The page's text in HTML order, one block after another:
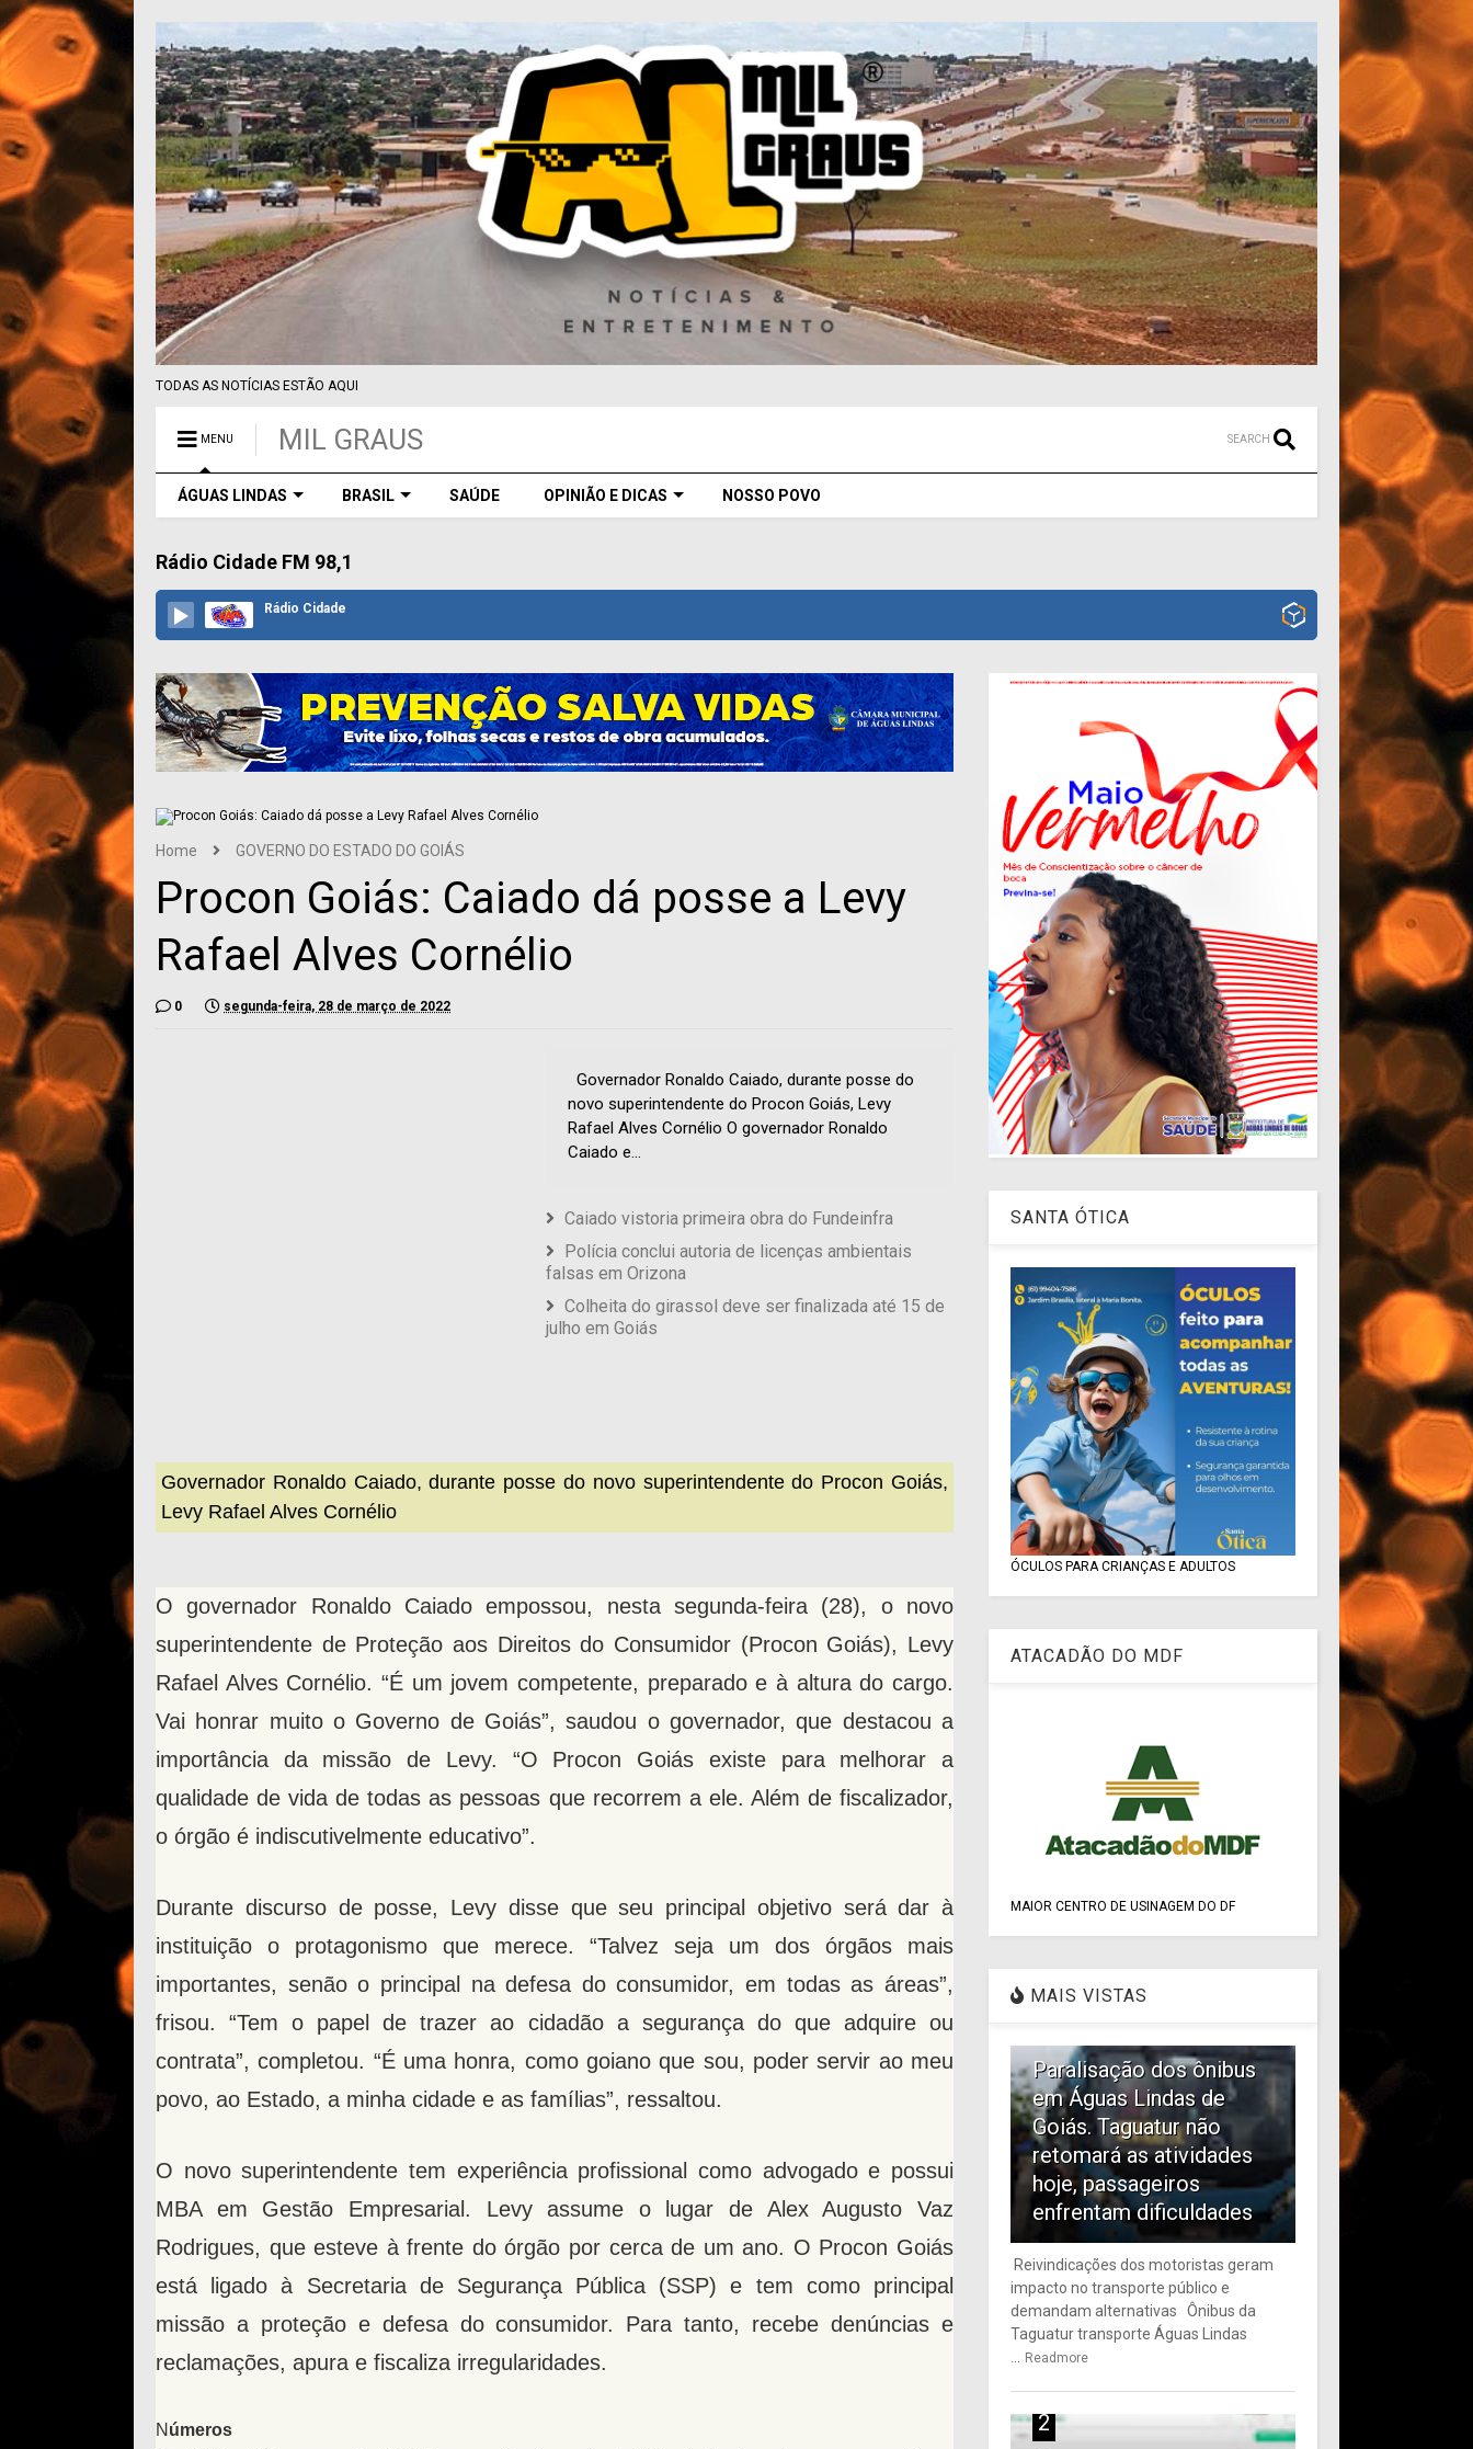
TODAS AS NOTÍCIAS ESTÃO AQUI
MENU MIL GRAUS SEARCH
ÁGUAS LINDAS BRASIL SAÚDE OPINIÃO E DICAS NOSSO POVO
Rádio Cidade FM 98,1
Rádio Cidade
Home GOVERNO DO ESTADO DO GOIÁS
Procon Goiás: Caiado dá posse a Levy
Rafael Alves Cornélio
0 segunda-feira, 28 de março de 2022
Governador Ronaldo Caiado, durante posse do
novo superintendente do Procon Goiás, Levy
Rafael Alves Cornélio O governador Ronaldo
Caiado e...
Caiado vistoria primeira obra do Fundeinfra
Polícia conclui autoria de licenças ambientais
falsas em Orizona
Colheita do girassol deve ser finalizada até 15 de
julho em Goiás
Governador Ronaldo Caiado, durante posse do novo superintendente do Procon Goiás,
Levy Rafael Alves Cornélio
O governador Ronaldo Caiado empossou, nesta segunda-feira (28), o novo
superintendente de Proteção aos Direitos do Consumidor (Procon Goiás), Levy
Rafael Alves Cornélio. “É um jovem competente, preparado e à altura do cargo.
Vai honrar muito o Governo de Goiás”, saudou o governador, que destacou a
importância da missão de Levy. “O Procon Goiás existe para melhorar a
qualidade de vida de todas as pessoas que recorrem a ele. Além de fiscalizador,
o órgão é indiscutivelmente educativo”.
Durante discurso de posse, Levy disse que seu principal objetivo será dar à
instituição o protagonismo que merece. “Talvez seja um dos órgãos mais
importantes, senão o principal na defesa do consumidor, em todas as áreas”,
frisou. “Tem o papel de trazer ao cidadão a segurança do que adquire ou
contrata”, completou. “É uma honra, como goiano que sou, poder servir ao meu
povo, ao Estado, a minha cidade e as famílias”, ressaltou.
O novo superintendente tem experiência profissional como advogado e possui
MBA em Gestão Empresarial. Levy assume o lugar de Alex Augusto Vaz
Rodrigues, que esteve à frente do órgão por cerca de um ano. O Procon Goiás
está ligado à Secretaria de Segurança Pública (SSP) e tem como principal
missão a proteção e defesa do consumidor. Para tanto, recebe denúncias e
reclamações, apura e fiscaliza irregularidades.
N úmeros
SANTA ÓTICA
ÓCULOS PARA CRIANÇAS E ADULTOS
ATACADÃO DO MDF
MAIOR CENTRO DE USINAGEM DO DF
MAIS VISTAS
Paralisação dos ônibus
em Águas Lindas de
Goiás. Taguatur não
retomará as atividades
hoje, passageiros
enfrentam dificuldades
Reivindicações dos motoristas geram
impacto no transporte público e
demandam alternativas Ônibus da
Taguatur transporte Águas Lindas
Readmore
2